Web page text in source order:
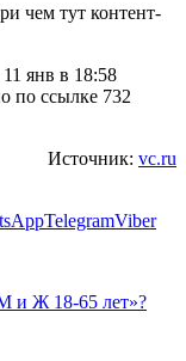
янв в 18:58
по ссылке 732
Источник: vc.ru
TelegramViber
и Ж 18-65 лет»?